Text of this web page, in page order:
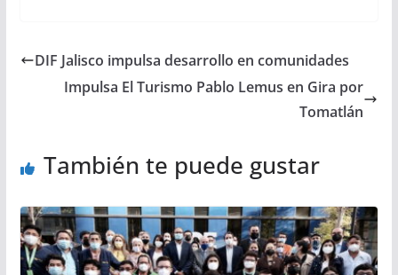
DIF Jalisco impulsa desarrollo en comunidades
Impulsa El Turismo Pablo Lemus en Gira por
Tomatlán
También te puede gustar